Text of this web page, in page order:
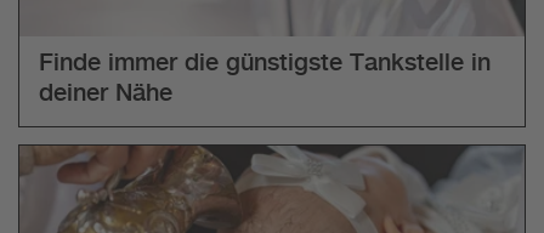
Finde immer die günstigste Tankstelle in
deiner Nähe